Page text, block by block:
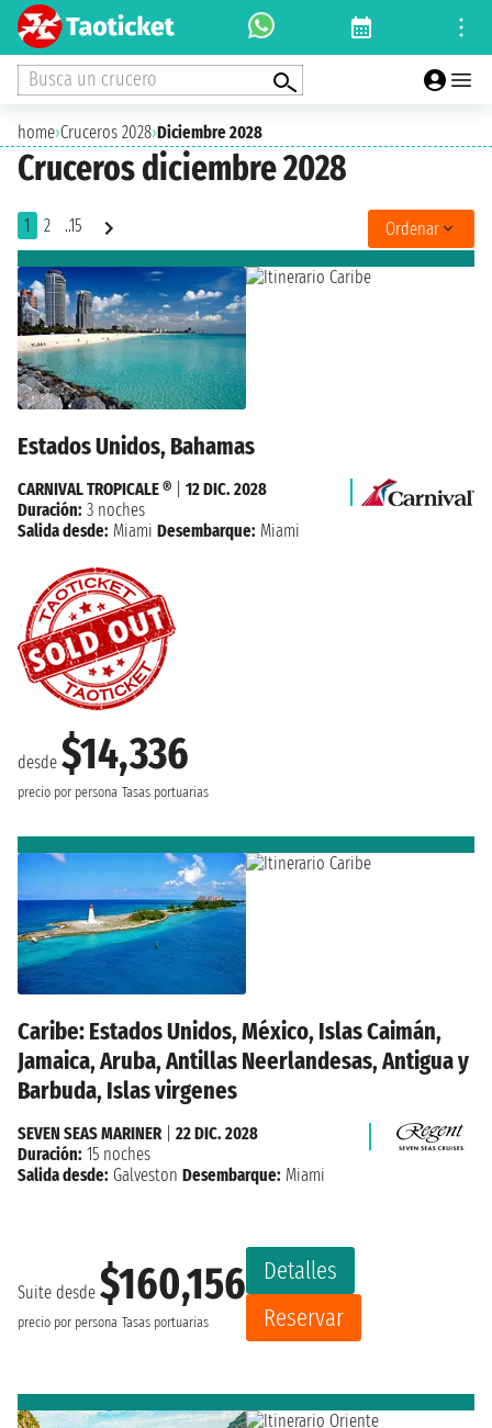
Busca un crucero
home›Cruceros 2028›Diciembre 2028
Cruceros diciembre 2028
1 2 ..15 Ordenar
Estados Unidos, Bahamas
desde $14,336
precio por persona Tasas portuarias
CARNIVAL TROPICALE ®
12 DIC. 2028
Duración: 3 noches
Salida desde: Miami Desembarque: Miami
Caribe: Estados Unidos, México, Islas Caimán,
Jamaica, Aruba, Antillas Neerlandesas, Antigua y
Barbuda, Islas virgenes
Suite desde $160,156
precio por persona Tasas portuarias
Detalles
Reservar
SEVEN SEAS MARINER| 22 DIC. 2028
Duración: 15 noches
Salida desde: Galveston Desembarque: Miami